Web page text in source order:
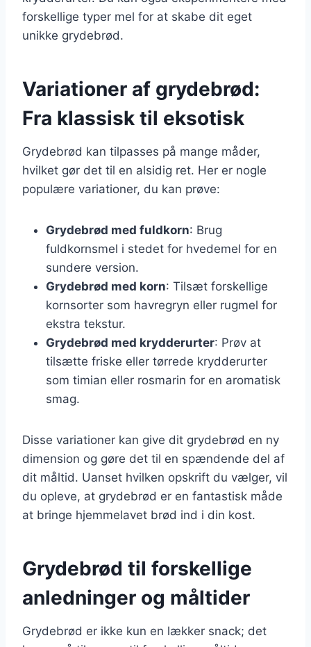
forskellige typer mel for at skabe dit eget
unikke grydebrød.
Variationer af grydebrød:
Fra klassisk til eksotisk
Grydebrød kan tilpasses på mange måder,
hvilket gør det til en alsidig ret. Her er nogle
populære variationer, du kan prøve:
Grydebrød med fuldkorn: Brug
fuldkornsmel i stedet for hvedemel for en
sundere version.
Grydebrød med korn: Tilsæt forskellige
kornsorter som havregryn eller rugmel for
ekstra tekstur.
Grydebrød med krydderurter: Prøv at
tilsætte friske eller tørrede krydderurter
som timian eller rosmarin for en aromatisk
smag.
Disse variationer kan give dit grydebrød en ny
dimension og gøre det til en spændende del af
dit måltid. Uanset hvilken opskrift du vælger, vil
du opleve, at grydebrød er en fantastisk måde
at bringe hjemmelavet brød ind i din kost.
Grydebrød til forskellige
anledninger og måltider
Grydebrød er ikke kun en lækker snack; det